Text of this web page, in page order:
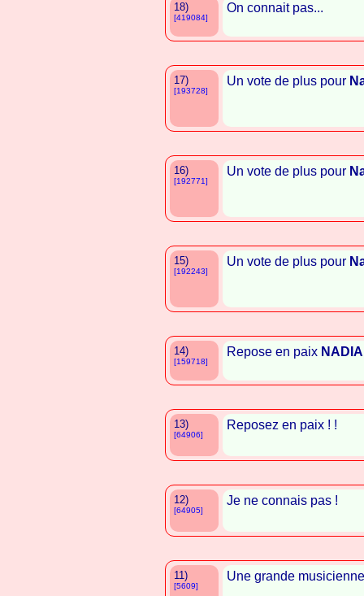
18)
[419084]
On connait pas...
17)
[193728]
Un vote de plus pour
16)
[192771]
Un vote de plus pour
15)
[192243]
Un vote de plus pour
14)
[159718]
Repose en paix
13)
[64906]
Reposez en paix ! !
12)
[64905]
Je ne connais pas !
11)
[5609]
Une grande